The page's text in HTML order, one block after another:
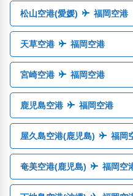
松山空港(愛媛) 福岡空港
天草空港 福岡空港
宮崎空港 福岡空港
鹿児島空港 福岡空港
屋久島空港(鹿児島) 福岡
奄美空港(鹿児島) 福岡空